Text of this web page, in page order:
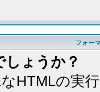
フォー
ょうか？
HTMLの実